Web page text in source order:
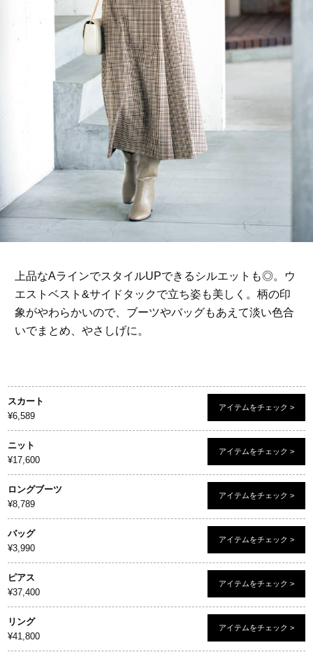
上品なAラインでスタイルUPできるシルエットも◎。ウ
エストベスト&サイドタックで立ち姿も美しく。柄の印
象がやわらかいので、ブーツやバッグもあえて淡い色合
いでまとめ、やさしげに。
スカート
¥6,589
アイテムをチェック >
ニット
¥17,600
アイテムをチェック >
ロングブーツ
¥8,789
アイテムをチェック >
バッグ
¥3,990
アイテムをチェック >
ピアス
¥37,400
アイテムをチェック >
リング
¥41,800
アイテムをチェック >